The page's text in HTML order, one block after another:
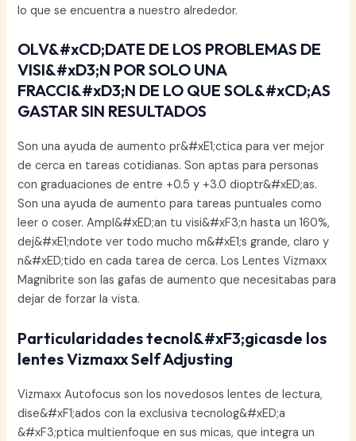
lo que se encuentra a nuestro alrededor.
OLV&#xCD;DATE DE LOS PROBLEMAS DE
VISI&#xD3;N POR SOLO UNA
FRACCI&#xD3;N DE LO QUE SOL&#xCD;AS
GASTAR SIN RESULTADOS
Son una ayuda de aumento pr&#xE1;ctica para ver mejor
de cerca en tareas cotidianas. Son aptas para personas
con graduaciones de entre +0.5 y +3.0 dioptr&#xED;as.
Son una ayuda de aumento para tareas puntuales como
leer o coser. Ampl&#xED;an tu visi&#xF3;n hasta un 160%,
dej&#xE1;ndote ver todo mucho m&#xE1;s grande, claro y
n&#xED;tido en cada tarea de cerca. Los Lentes Vizmaxx
Magnibrite son las gafas de aumento que necesitabas para
dejar de forzar la vista.
Particularidades tecnol&#xF3;gicasde los
lentes Vizmaxx Self Adjusting
Vizmaxx Autofocus son los novedosos lentes de lectura,
dise&#xF1;ados con la exclusiva tecnolog&#xED;a
&#xF3;ptica multienfoque en sus micas, que integra un